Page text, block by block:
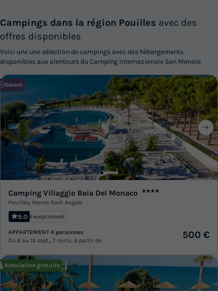
Campings dans la région Pouilles avec des
offres disponibles
Voici une une sélection de campings avec des hébergements
disponibles aux alentours du Camping Internazionale San Menaio
Récent
Camping Villaggio Baia Del Monaco ★★★★
Pouilles, Monte Sant Angelo
9.0 Exceptionnel
APPARTEMENT 4 personnes
Du 6 au 13 sept., 7 nuits, à partir de
500 €
Annulation gratuite